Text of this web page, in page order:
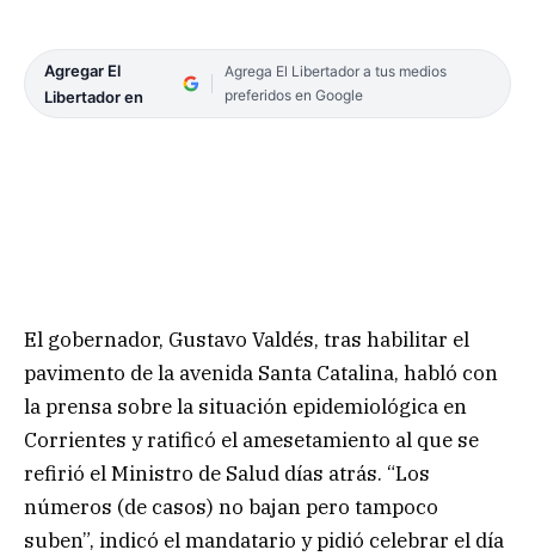
Agregar El
Libertador en
Agrega El Libertador a tus medios
preferidos en Google
El gobernador, Gustavo Valdés, tras habilitar el
pavimento de la avenida Santa Catalina, habló con
la prensa sobre la situación epidemiológica en
Corrientes y ratificó el amesetamiento al que se
refirió el Ministro de Salud días atrás. “Los
números (de casos) no bajan pero tampoco
suben”, indicó el mandatario y pidió celebrar el día